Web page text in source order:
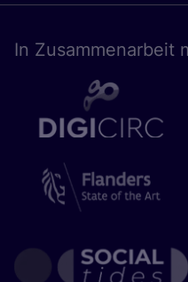
In Zusam­men­ar­beit